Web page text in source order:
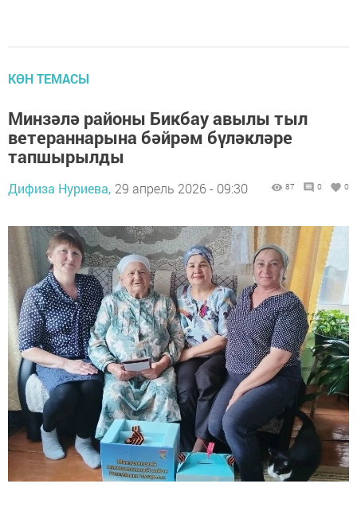
КӨН ТЕМАСЫ
Минзәлә районы Бикбау авылы тыл
ветераннарына бәйрәм бүләкләре
тапшырылды
Дифиза Нуриева, 29 апрель 2026 - 09:30 87 0 0